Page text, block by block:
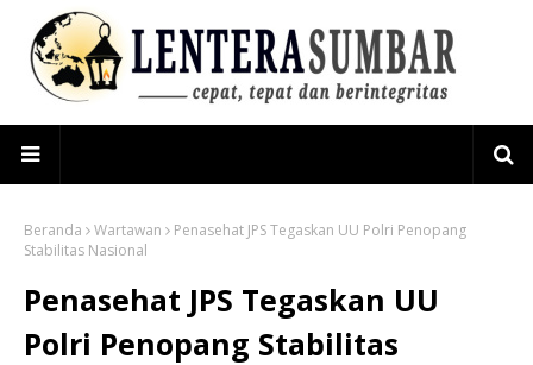
Beranda Wartawan
Penasehat JPS Tegaskan UU Polri Penopang
Stabilitas Nasional
Penasehat JPS Tegaskan UU
Polri Penopang Stabilitas